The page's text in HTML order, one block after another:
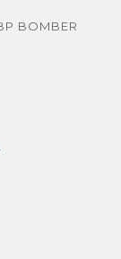
BOMBER